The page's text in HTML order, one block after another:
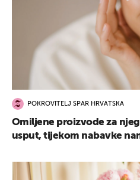
POKROVITELJ SPAR HRVATSKA
Omiljene proizvode za
usput, tijekom nabavke